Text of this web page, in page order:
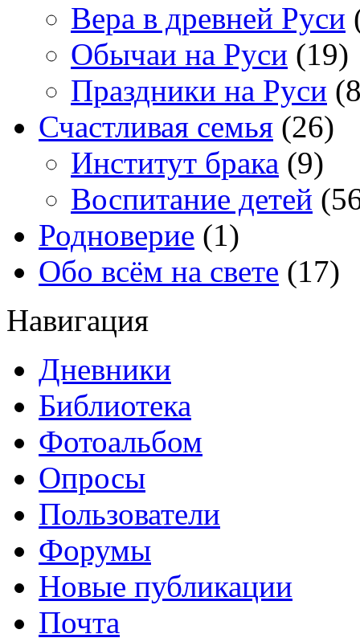
Вера в древней Руси
Обычаи на Руси (19)
Праздники на Руси
Счастливая семья (26)
Институт брака (9)
Воспитание детей
Родноверие (1)
Обо всём на свете (17)
Навигация
Дневники
Библиотека
Фотоальбом
Опросы
Пользователи
Форумы
Новые публикации
Почта